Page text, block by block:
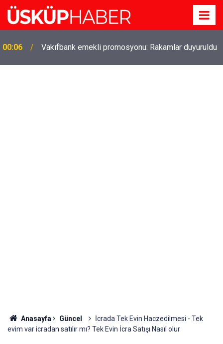
19:21
Gözde oldu! Hem köy hem mahalle hayatı iç içe!
İzmir'deki doğal semt
Anasayfa Güncel
İcrada Tek Evin Haczedilmesi - Tek
evim var icradan satılır mı? Tek Evin İcra Satışı Nasıl olur